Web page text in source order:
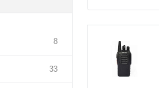
8
33